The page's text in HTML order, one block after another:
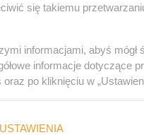
zakaźną, którą
z zakaźnym materiałem
z nieswoistymi
świnki jestzapalenie
niż u dzieci. Powikłania są
w I trymestrze ciąży może
się takiemu
informacjami, abyś
informacje dotyczące
oraz po kliknięciu w
USTAWIENIA